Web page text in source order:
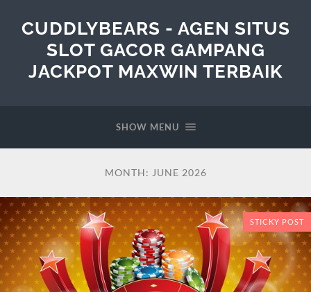
CUDDLYBEARS - AGEN SITUS
SLOT GACOR GAMPANG
JACKPOT MAXWIN TERBAIK
SHOW MENU
MONTH: JUNE 2026
STICKY POST